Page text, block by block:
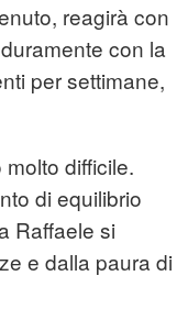
reagirà con
con la
per settimane,
difficile.
di equilibrio
Raffaele si
e dalla paura di